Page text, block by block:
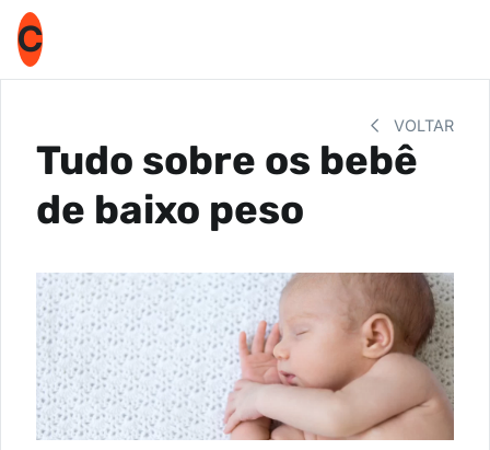
C
VOLTAR
Tudo sobre os bebê
de baixo peso